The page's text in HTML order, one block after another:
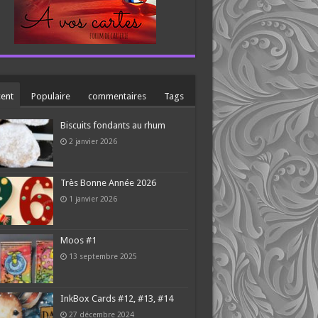
Populaire commentaires Tags
Biscuits fondants au rhum
2 janvier 2026
Très Bonne Année 2026
1 janvier 2026
Moos #1
13 septembre 2025
InkBox Cards #12, #13, #14
27 décembre 2024